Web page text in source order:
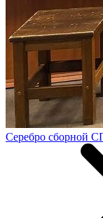
Серебро сборной